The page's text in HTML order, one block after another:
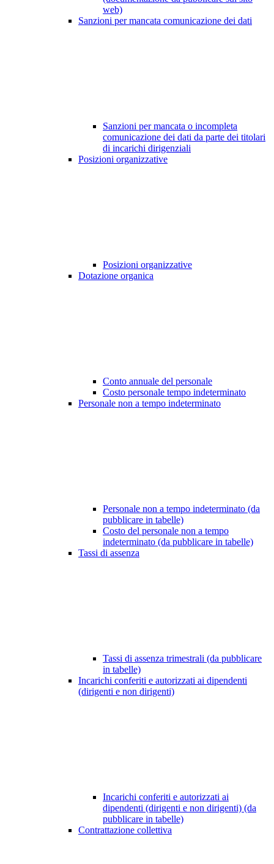
web)
Sanzioni per mancata comunicazione dei dati
Sanzioni per mancata o incompleta
comunicazione dei dati da parte dei titolari
di incarichi dirigenziali
Posizioni organizzative
Posizioni organizzative
Dotazione organica
Conto annuale del personale
Costo personale tempo indeterminato
Personale non a tempo indeterminato
Personale non a tempo indeterminato (da
pubblicare in tabelle)
Costo del personale non a tempo
indeterminato (da pubblicare in tabelle)
Tassi di assenza
Tassi di assenza trimestrali (da pubblicare
in tabelle)
Incarichi conferiti e autorizzati ai dipendenti
(dirigenti e non dirigenti)
Incarichi conferiti e autorizzati ai
dipendenti (dirigenti e non dirigenti) (da
pubblicare in tabelle)
Contrattazione collettiva